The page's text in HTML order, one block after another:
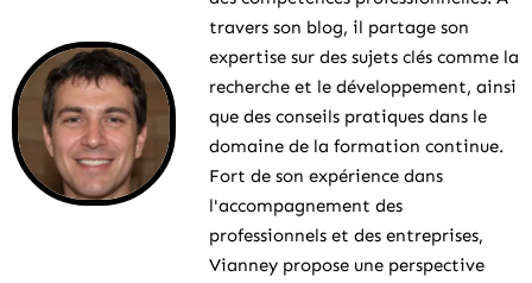
travers son blog, il partage son
expertise sur des sujets clés comme la
recherche et le développement, ainsi
que des conseils pratiques dans le
domaine de la formation continue.
Fort de son expérience dans
l'accompagnement des
professionnels et des entreprises,
Vianney propose une perspective